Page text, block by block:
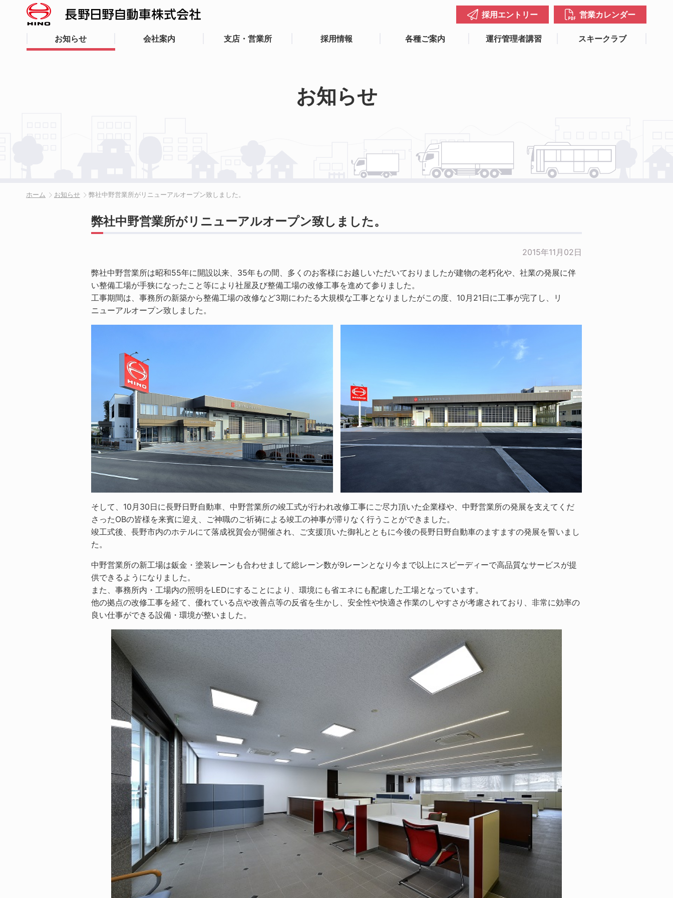
お知らせ 会社案内 支店・営業所 採用情報 各種ご案内 運行管理者講習 スキークラブ
採用エントリー 営業カレンダー
お知らせ
ホーム お知らせ 弊社中野営業所がリニューアルオープン致しました。
弊社中野営業所がリニューアルオープン致しました。
2015年11月02日
弊社中野営業所は昭和55年に開設以来、35年もの間、多くのお客様にお越しいただいておりましたが建物の老朽化や、社業の発展に伴
い整備工場が手狭になったこと等により社屋及び整備工場の改修工事を進めて参りました。
工事期間は、事務所の新築から整備工場の改修など3期にわたる大規模な工事となりましたがこの度、10月21日に工事が完了し、リ
ニューアルオープン致しました。
そして、10月30日に長野日野自動車、中野営業所の竣工式が行われ改修工事にご尽力頂いた企業様や、中野営業所の発展を支えてくだ
さったOBの皆様を来賓に迎え、ご神職のご祈祷による竣工の神事が滞りなく行うことができました。
竣工式後、長野市内のホテルにて落成祝賀会が開催され、ご支援頂いた御礼とともに今後の長野日野自動車のますますの発展を誓いまし
た。
中野営業所の新工場は鈑金・塗装レーンも合わせまして総レーン数が9レーンとなり今まで以上にスピーディーで高品質なサービスが提
供できるようになりました。
また、事務所内・工場内の照明をLEDにすることにより、環境にも省エネにも配慮した工場となっています。
他の拠点の改修工事を経て、優れている点や改善点等の反省を生かし、安全性や快適さ作業のしやすさが考慮されており、非常に効率の
良い仕事ができる設備・環境が整いました。